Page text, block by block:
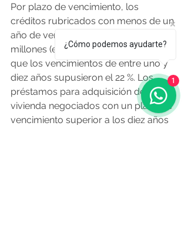
Por plazo de vencimiento, los
créditos rubricados con menos de un
año de vencimiento fueron de 2.456
millones (el 39 % del total), mientras
que los vencimientos de entre uno y
diez años supusieron el 22 %. Los
préstamos para adquisición de
vivienda negociados con un plazo de
vencimiento superior a los diez años
¿Cómo podemos ayudarte?
1